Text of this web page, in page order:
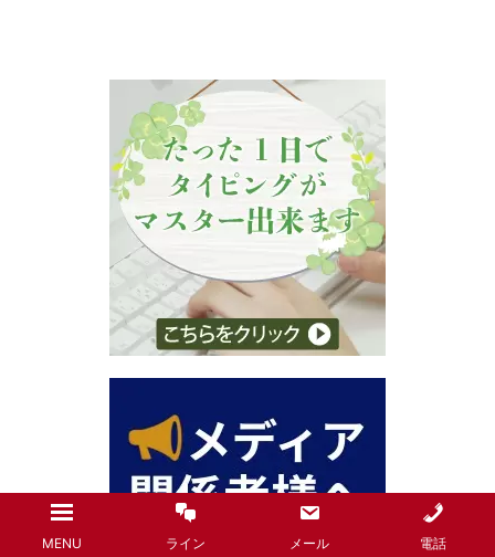
MENU ライン メール 電話